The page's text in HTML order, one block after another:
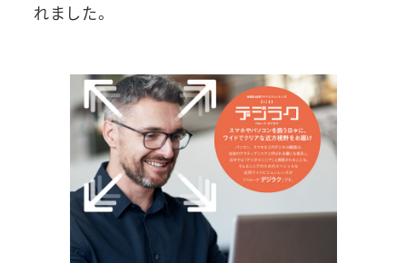
れました。